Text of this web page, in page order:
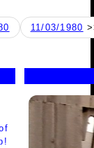
11/03/1980